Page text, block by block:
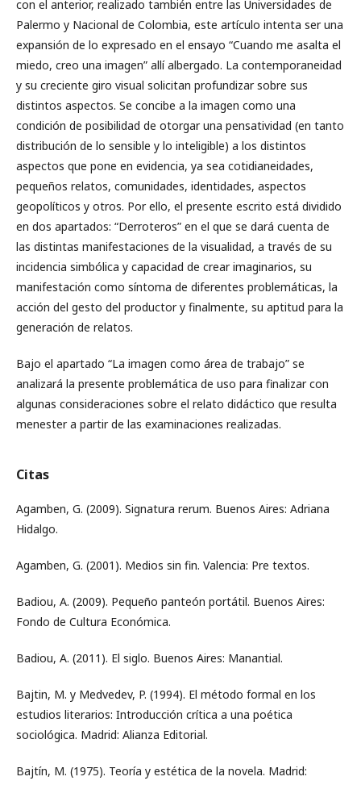
con el anterior, realizado también entre las Universidades de
Palermo y Nacional de Colombia, este artículo intenta ser una
expansión de lo expresado en el ensayo “Cuando me asalta el
miedo, creo una imagen” allí albergado. La contemporaneidad
y su creciente giro visual solicitan profundizar sobre sus
distintos aspectos. Se concibe a la imagen como una
condición de posibilidad de otorgar una pensatividad (en tanto
distribución de lo sensible y lo inteligible) a los distintos
aspectos que pone en evidencia, ya sea cotidianeidades,
pequeños relatos, comunidades, identidades, aspectos
geopolíticos y otros. Por ello, el presente escrito está dividido
en dos apartados: “Derroteros” en el que se dará cuenta de
las distintas manifestaciones de la visualidad, a través de su
incidencia simbólica y capacidad de crear imaginarios, su
manifestación como síntoma de diferentes problemáticas, la
acción del gesto del productor y finalmente, su aptitud para la
generación de relatos.
Bajo el apartado “La imagen como área de trabajo” se
analizará la presente problemática de uso para finalizar con
algunas consideraciones sobre el relato didáctico que resulta
menester a partir de las examinaciones realizadas.
Citas
Agamben, G. (2009). Signatura rerum. Buenos Aires: Adriana
Hidalgo.
Agamben, G. (2001). Medios sin fin. Valencia: Pre textos.
Badiou, A. (2009). Pequeño panteón portátil. Buenos Aires:
Fondo de Cultura Económica.
Badiou, A. (2011). El siglo. Buenos Aires: Manantial.
Bajtin, M. y Medvedev, P. (1994). El método formal en los
estudios literarios: Introducción crítica a una poética
sociológica. Madrid: Alianza Editorial.
Bajtín, M. (1975). Teoría y estética de la novela. Madrid: